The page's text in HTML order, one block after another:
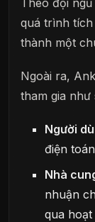
quá trình
thành một
Ngoài ra,
tham gia như
Người
điện
Nhà
nhuận
qua